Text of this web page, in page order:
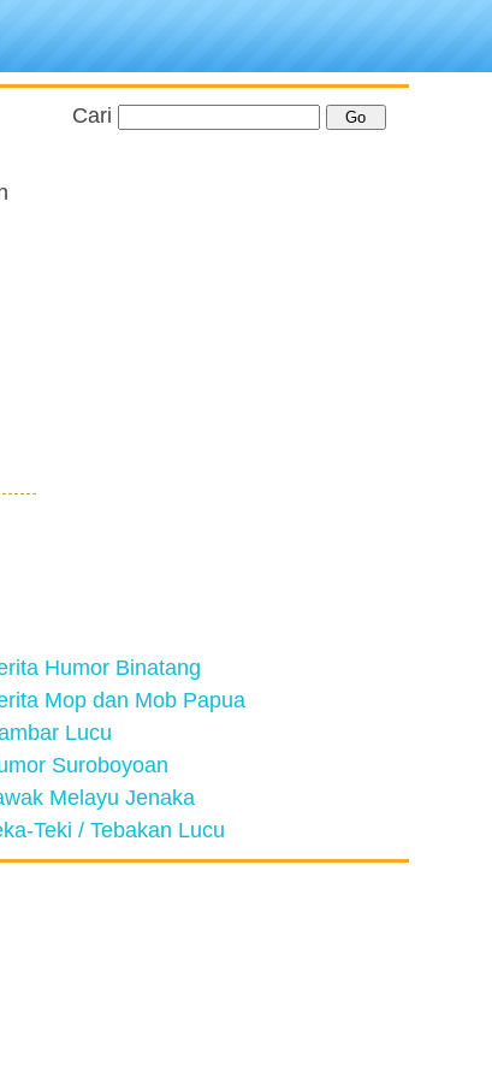
Cari
Humor Binatang
Mop dan Mob Papua
Lucu
Suroboyoan
Melayu Jenaka
Teki / Tebakan Lucu